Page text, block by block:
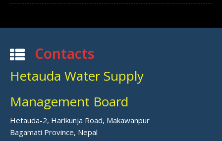
Contacts
Hetauda Water Supply
Management Board
Hetauda-2, Harikunja Road, Makawanpur
Bagamati Province, Nepal